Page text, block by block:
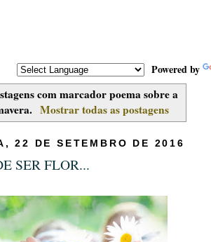
Powered by
com marcadorpoema sobre a
. Mostrar todas as postagens
22 DE SETEMBRO DE 2016
SER FLOR...